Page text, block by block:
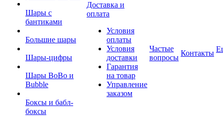
Шары с
бантиками
Большие шары
Шары-цифры
Шары BoBo и
Bubble
Боксы и бабл-
боксы
Доставка и
оплата
Условия
оплаты
Условия
доставки
Гарантия
на товар
Управление
заказом
Частые
вопросы
Контакты